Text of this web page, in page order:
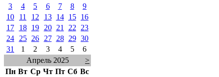
3
4 5 6 7 8
9
10
11 12 13 14 15
16
17
18 19 20 21 22
23
24
25 26 27 28 29 30
31
1 2 3 4 5
6
Апрель 2025
>
Пн Вт Ср Чт Пт Сб Вс